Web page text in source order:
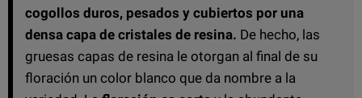
cogollos duros, pesados y cubiertos por una
densa capa de cristales de resina. De hecho, las
gruesas capas de resina le otorgan al final de su
floración un color blanco que da nombre a la